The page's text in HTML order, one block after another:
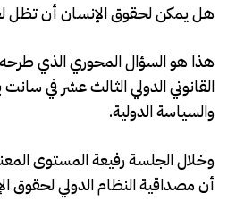
هل يمكن لحقوق الإنسان أن تظل
هذا هو السؤال المحوري الذي طرحه
والسياسة الدولية.
وخلال الجلسة رفيعة المستوى
أن مصداقية النظام الدولي لحقوق